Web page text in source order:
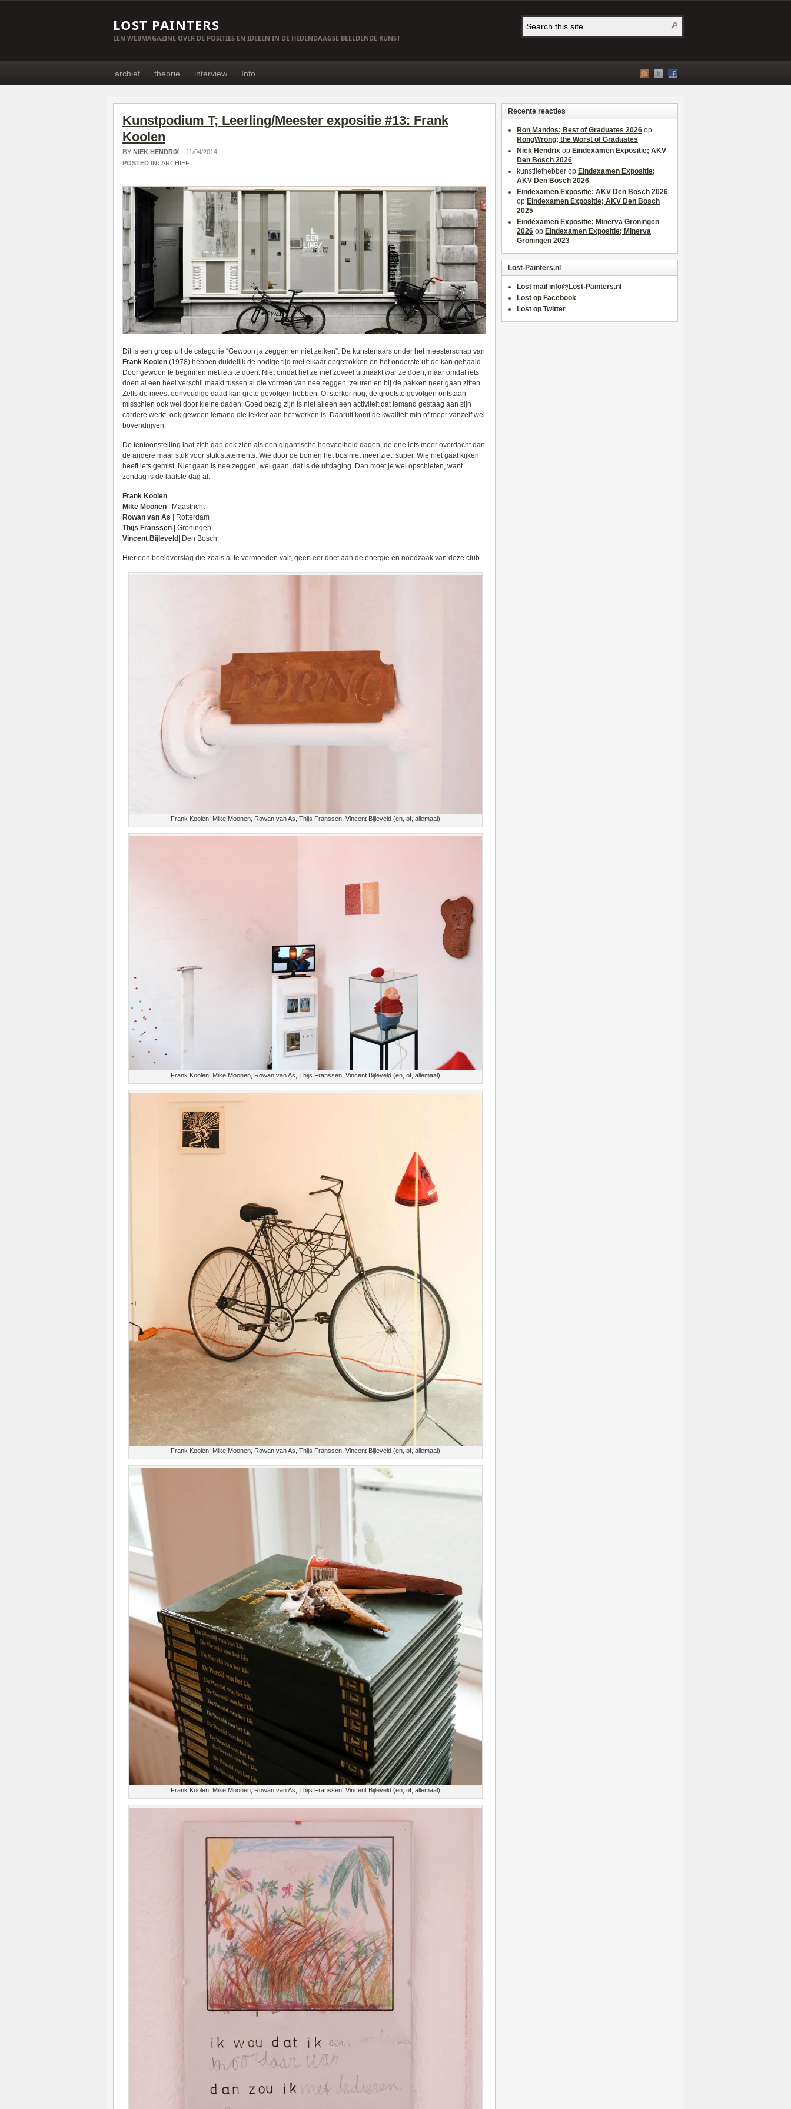
LOST PAINTERS
EEN WEBMAGAZINE OVER DE POSITIES EN IDEEËN IN DE HEDENDAAGSE BEELDENDE KUNST
archief theorie interview Info
Kunstpodium T; Leerling/Meester expositie #13: Frank
Koolen
BY NIEK HENDRIX – 11/04/2014
POSTED IN: ARCHIEF
Dit is een groep uit de categorie “Gewoon ja zeggen en niet zeiken”. De kunstenaars onder het meesterschap van
Frank Koolen (1978) hebben duidelijk de nodige tijd met elkaar opgetrokken en het onderste uit de kan gehaald.
Door gewoon te beginnen met iets te doen. Niet omdat het ze niet zoveel uitmaakt war ze doen, maar omdat iets
doen al een heel verschil maakt tussen al die vormen van nee zeggen, zeuren en bij de pakken neer gaan zitten.
Zelfs de meest eenvoudige daad kan grote gevolgen hebben. Of sterker nog, de grootste gevolgen ontstaan
misschien ook wel door kleine daden. Goed bezig zijn is niet alleen een activiteit dat iemand gestaag aan zijn
carriere werkt, ook gewoon iemand die lekker aan het werken is. Daaruit komt de kwaliteit min of meer vanzelf wel
bovendrijven.
De tentoonstelling laat zich dan ook zien als een gigantische hoeveelheid daden, de ene iets meer overdacht dan
de andere maar stuk voor stuk statements. Wie door de bomen het bos niet meer ziet, super. Wie niet gaat kijken
heeft iets gemist. Niet gaan is nee zeggen, wel gaan, dat is de uitdaging. Dan moet je wel opschieten, want
zondag is de laatste dag al.
Frank Koolen
Mike Moonen | Maastricht
Rowan van As | Rotterdam
Thijs Franssen | Groningen
Vincent Bijleveld
| Den Bosch
Hier een beeldverslag die zoals al te vermoeden valt, geen eer doet aan de energie en noodzaak van deze club.
Frank Koolen, Mike Moonen, Rowan van As, Thijs Franssen, Vincent Bijleveld (en, of, allemaal)
Frank Koolen, Mike Moonen, Rowan van As, Thijs Franssen, Vincent Bijleveld (en, of, allemaal)
Frank Koolen, Mike Moonen, Rowan van As, Thijs Franssen, Vincent Bijleveld (en, of, allemaal)
Frank Koolen, Mike Moonen, Rowan van As, Thijs Franssen, Vincent Bijleveld (en, of, allemaal)
Recente reacties
Ron Mandos; Best of Graduates 2026 op
RongWrong; the Worst of Graduates
Niek Hendrix op Eindexamen Expositie; AKV
Den Bosch 2026
kunstliefhebber op Eindexamen Expositie;
AKV Den Bosch 2026
Eindexamen Expositie; AKV Den Bosch 2026
op Eindexamen Expositie; AKV Den Bosch
2025
Eindexamen Expositie; Minerva Groningen
2026 op Eindexamen Expositie; Minerva
Groningen 2023
Lost-Painters.nl
Lost mail info@Lost-Painters.nl
Lost op Facebook
Lost op Twitter